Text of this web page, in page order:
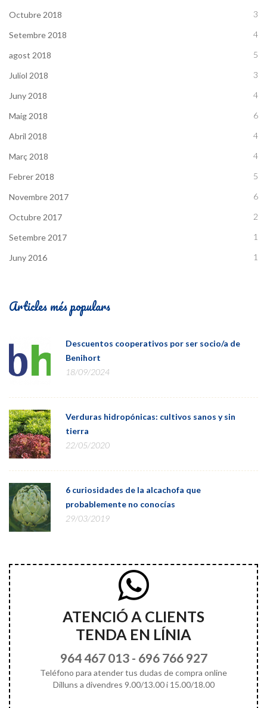
Octubre 2018 3
Setembre 2018 4
agost 2018 5
Juliol 2018 3
Juny 2018 4
Maig 2018 6
Abril 2018 4
Març 2018 4
Febrer 2018 5
Novembre 2017 6
Octubre 2017 2
Setembre 2017 1
Juny 2016 1
Articles més populars
Descuentos cooperativos por ser socio/a de
Benihort
18/09/2024
Verduras hidropónicas: cultivos sanos y sin
tierra
22/05/2020
6 curiosidades de la alcachofa que
probablemente no conocías
29/03/2019
ATENCIÓ A CLIENTS
TENDA EN LÍNIA
964 467 013- 696 766 927
Teléfono para atender tus dudas de compra online
Dilluns a divendres 9.00/13.00 i 15.00/18.00